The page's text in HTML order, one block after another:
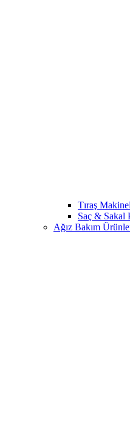
Tıraş
Saç & Sakal
Ağız Bakım